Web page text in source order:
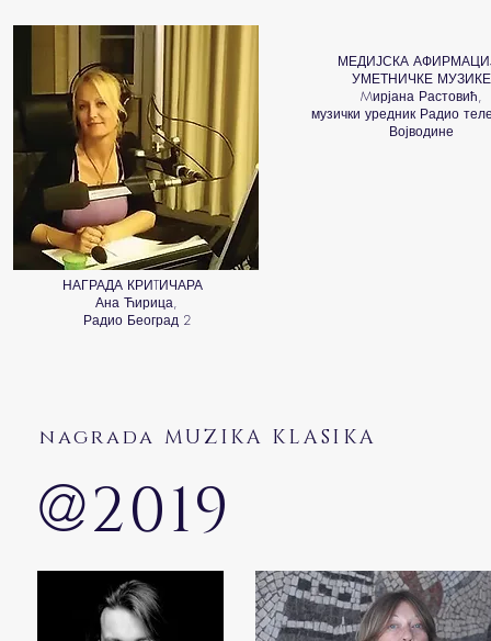
НАГРАДА КРИTИЧАРА
Ана Ћирица,
Радио Београд 2
МЕДИЈСКА
УМЕТНИЧКЕ МУЗИКЕ
Mирјана Растовић,
музички уредник Радио
Војводине
nagrada MUZIKA KLASIKA
@2019